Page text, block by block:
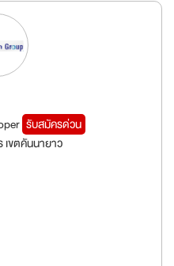
รับสมัครด่วน
เขตคันนายาว